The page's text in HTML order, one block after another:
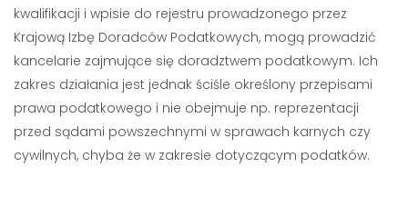
kwalifikacji i wpisie do rejestru prowadzonego przez
Krajową Izbę Doradców Podatkowych, mogą prowadzić
kancelarie zajmujące się doradztwem podatkowym. Ich
zakres działania jest jednak ściśle określony przepisami
prawa podatkowego i nie obejmuje np. reprezentacji
przed sądami powszechnymi w sprawach karnych czy
cywilnych, chyba że w zakresie dotyczącym podatków.